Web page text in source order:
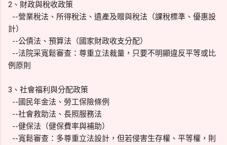
2、財政與稅收政策
--營業稅法、所得稅法、遺產及贈與稅法（課稅標準、優惠設
計）
--公債法、預算法（國家財政收支分配）
--法院采寬鬆審查：尊重立法裁量，只要不明顯違反平等或比
例原則
3、社會福利與分配政策
--國民年金法、勞工保險條例
--社會救助法、長照服務法
--健保法（健保費率與補助）
--寬鬆審查：多尊重立法設計，但若侵害生存權、平等權，則